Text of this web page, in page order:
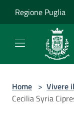
Regione Puglia
Home > Vivere
Cecilia Syria